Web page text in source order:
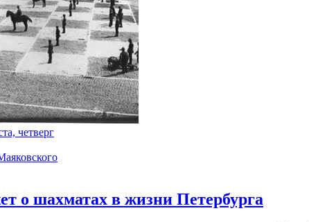
четверг
о шахматах в жизни Петербурга